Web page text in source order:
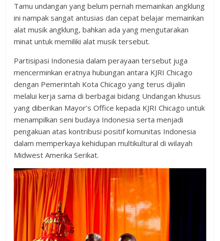
Tamu undangan yang belum pernah memainkan angklung
ini nampak sangat antusias dan cepat belajar memainkan
alat musik angklung, bahkan ada yang mengutarakan
minat untuk memiliki alat musik tersebut.
Partisipasi Indonesia dalam perayaan tersebut juga
mencerminkan eratnya hubungan antara KJRI Chicago
dengan Pemerintah Kota Chicago yang terus dijalin
melalui kerja sama di berbagai bidang Undangan khusus
yang diberikan Mayor’s Office kepada KJRI Chicago untuk
menampilkan seni budaya Indonesia serta menjadi
pengakuan atas kontribusi positif komunitas Indonesia
dalam memperkaya kehidupan multikultural di wilayah
Midwest Amerika Serikat.